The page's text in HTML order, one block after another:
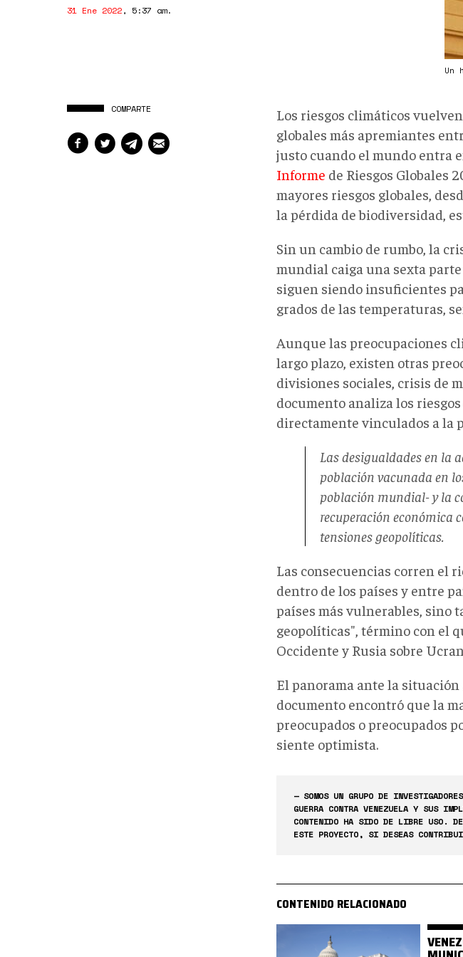
Un
31 Ene 2022, 5:37 am.
COMPARTE
Los riesgos climáticos
globales más apremiantes
justo cuando el mundo entra
Informe de Riesgos Globales
mayores riesgos globales,
la pérdida de biodiversidad,
Sin un cambio de rumbo, la
mundial caiga una sexta
siguen siendo insuficientes
grados de las temperaturas,
Aunque las preocupaciones
largo plazo, existen otras
divisiones sociales, crisis de
documento analiza los
directamente vinculados a la
Las desigualdades en la
población vacunada en
población mundial- y la
recuperación económica
tensiones geopolíticas.
Las consecuencias corren el
dentro de los países y entre
países más vulnerables, sino
geopolíticas", término con el
Occidente y Rusia sobre
El panorama ante la
documento encontró que la
preocupados o preocupados
siente optimista.
— SOMOS UN GRUPO DE
GUERRA CONTRA VENEZUELA Y SUS
CONTENIDO HA SIDO DE LIBRE USO.
ESTE PROYECTO, SI DESEAS
CONTENIDO RELACIONADO